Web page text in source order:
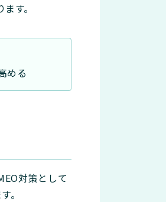
す。
める
対策として
。